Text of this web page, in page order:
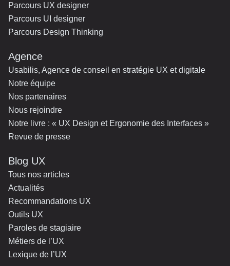
Parcours UX designer
Parcours UI designer
Parcours Design Thinking
Agence
Usabilis, Agence de conseil en stratégie UX et digitale
Notre équipe
Nos partenaires
Nous rejoindre
Notre livre : « UX Design et Ergonomie des Interfaces »
Revue de presse
Blog UX
Tous nos articles
Actualités
Recommandations UX
Outils UX
Paroles de stagiaire
Métiers de l’UX
Lexique de l’UX